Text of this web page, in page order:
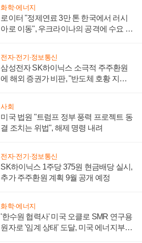
화학·에너지
로이터 "정제연료 3만 톤 한국에서 러시
아로 이동", 우크라이나의 공격에 수요 늘
전자·전기·정보통신
삼성전자 SK하이닉스 소극적 주주환원
에 해외 증권가 비판, "반도체 호황 지속
사회
미국 법원 "트럼프 정부 풍력 프로젝트 동
결 조치는 위법", 해제 명령 내려
전자·전기·정보통신
SK하이닉스 1주당 375원 현금배당 실시,
추가 주주환원 계획 9월 공개 예정
화학·에너지
'한수원 협력사' 미국 오클로 SMR 연구용
원자로 '임계 상태' 도달, 미국 에너지부